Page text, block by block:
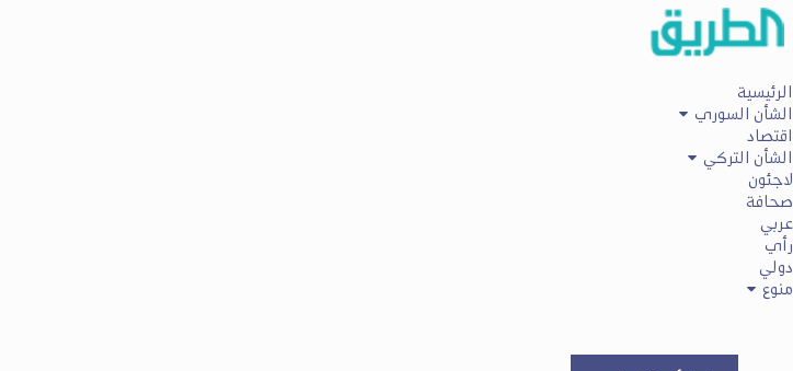
الرئيسية
الشأن السوري
اقتصاد
الشأن التركي
لاجئون
صحافة
عربي
رأي
دولي
منوع